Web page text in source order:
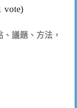
vote)
議題、方法，